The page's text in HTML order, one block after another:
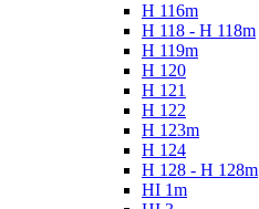
H 116m
H 118 - H 118m
H 119m
H 120
H 121
H 122
H 123m
H 124
H 128 - H 128m
HI 1m